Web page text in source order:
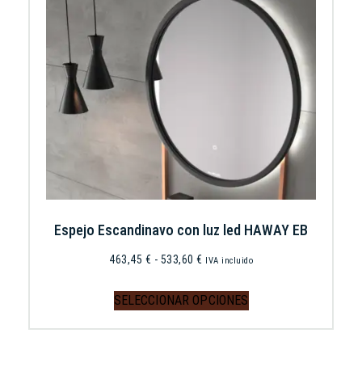
Espejo Escandinavo con luz led HAWAY EB
463,45 € - 533,60 € IVA incluido
SELECCIONAR OPCIONES